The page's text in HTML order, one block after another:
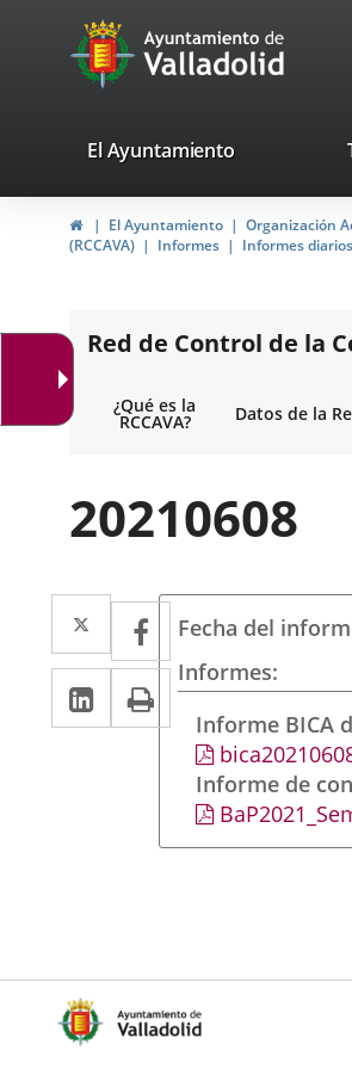
Portal
Web
Ayuntamiento
de
Valladolid
valladolid.es
El Ayuntamiento
HomeEl Ayuntamiento Organización
(RCCAVA)
Informes Informes
Red de Control de la
¿Qué es la
RCCAVA? Datos de la
20210608
Twitter
Enlace
a
una
aplicación
externa.
Facebook
Enlace
a
una
aplicación
externa.
Linkedin
Enlace
a
aplicación
externa.
Print
Fecha del
Informes
Informe BICA
Informe de